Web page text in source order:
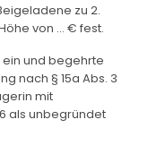
zu 2.
von ... € fest.
und begehrte
nach § 15a Abs. 3
mit
als unbegründet